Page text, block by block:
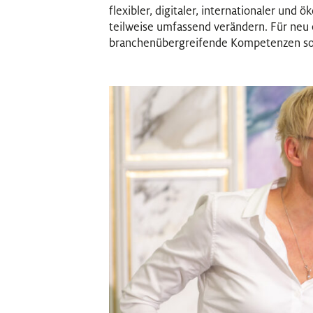
flexibler, digitaler, internationaler und
teilweise umfassend verändern. Für
branchenübergreifende Kompetenzen